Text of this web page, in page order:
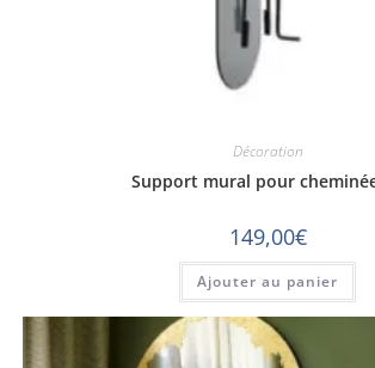
Décoration
Support mural pour
149,00€
Ajouter au panier